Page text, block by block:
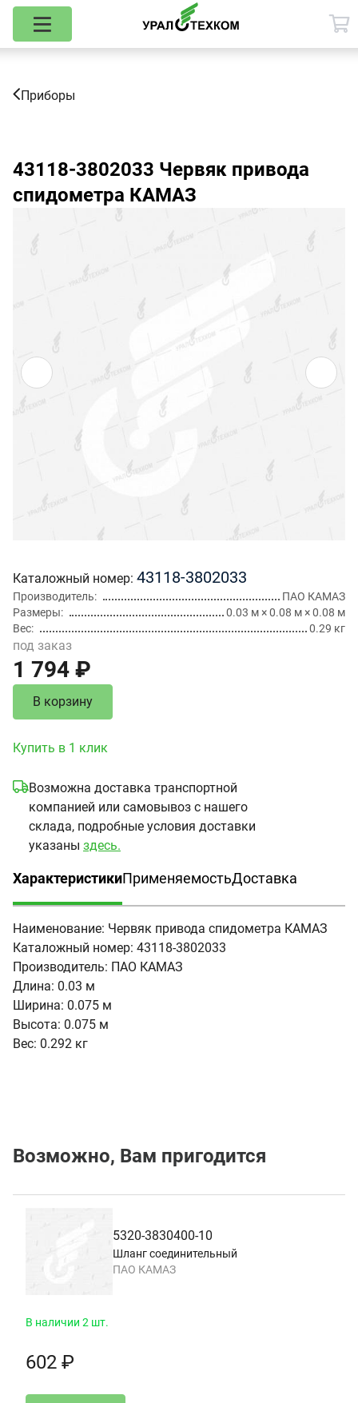
Приборы
43118-3802033 Червяк привода
спидометра КАМАЗ
Каталожный номер 43118-3802033
Производитель
ПАО КАМАЗ
Размеры
0.03 м × 0.08 м × 0.08 м
Вес
0.29 кг
под заказ
1 794 ₽
В корзину
Купить в 1 клик
Возможна доставка транспортной
компанией или самовывоз с нашего
склада, подробные условия доставки
указаны здесь.
Характеристики
(активная вкладка)
ПрименяемостьДоставка
Наименование: Червяк привода спидометра КАМАЗ
Каталожный номер: 43118-3802033
Производитель: ПАО КАМАЗ
Длина: 0.03 м
Ширина: 0.075 м
Высота: 0.075 м
Вес: 0.292 кг
Возможно, Вам пригодится
5320-3830400-10
Шланг соединительный
ПАО КАМАЗ
В наличии 2 шт.
602 ₽